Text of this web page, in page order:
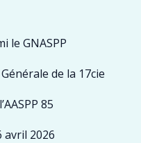
le GNASPP
de la 17cie
85
avril 2026